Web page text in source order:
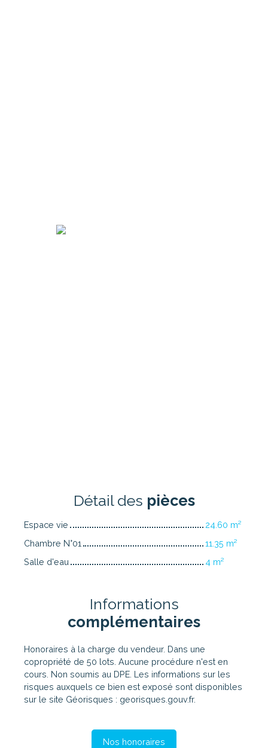
Détail des pièces
Espace vie
24.60 m²
Chambre N°01
11.35 m²
Salle d'eau
4 m²
Informations
complémentaires
Honoraires à la charge du vendeur. Dans une
copropriété de 50 lots. Aucune procédure n'est en
cours. Non soumis au DPE. Les informations sur les
risques auxquels ce bien est exposé sont disponibles
sur le site Géorisques : georisques.gouv.fr.
Nos honoraires